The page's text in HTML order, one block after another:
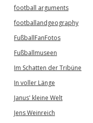
football arguments
footballandgeography
FußballFanFotos
Fußballmuseen
Im Schatten der Tribüne
In voller Länge
Janus' kleine Welt
Jens Weinreich